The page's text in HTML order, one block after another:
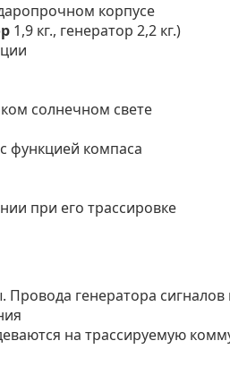
корпусе
1,9 кг., генератор 2,2 кг.)
солнечном свете
функцией компаса
при его трассировке
генератора
на трассируемую